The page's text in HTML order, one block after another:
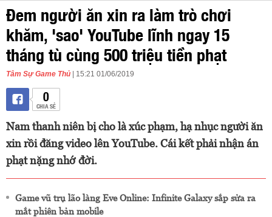
Đem người ăn xin ra làm trò chơi
khăm, 'sao' YouTube lĩnh ngay 15
tháng tù cùng 500 triệu tiền phạt
Tâm Sự Game Thủ | 15:21 01/06/2019
0
CHIA SẺ
Nam thanh niên bị cho là xúc phạm, hạ nhục người ăn
xin rồi đăng video lên YouTube. Cái kết phải nhận án
phạt nặng nhớ đời.
Game vũ trụ lão làng Eve Online: Infinite Galaxy sắp sửa ra
mắt phiên bản mobile